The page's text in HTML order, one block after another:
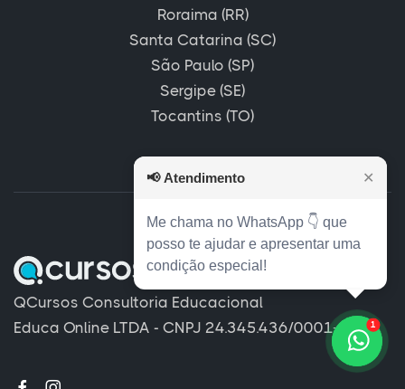
Roraima (RR)
Santa Catarina (SC)
São Paulo (SP)
Sergipe (SE)
Tocantins (TO)
QCursos Consultoria Educacional
Educa Online LTDA - CNPJ 24.345.436/0001-80
1
📢 Atendimento ✕
Me chama no WhatsApp 👇 que
posso te ajudar e apresentar uma
condição especial!